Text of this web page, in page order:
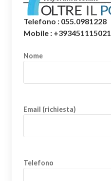
Telefono : 055.0981228
Mobile : +393451115021
Nome
Email (richiesta)
Telefono